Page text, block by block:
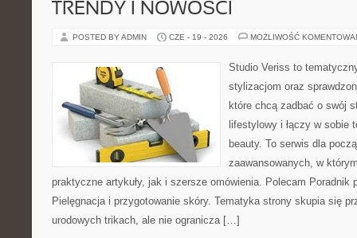
TRENDY I NOWOŚCI
POSTED BY ADMIN CZE - 19 - 2026 MOŻLIWOŚĆ
Studio Veriss to
stylizacjom oraz
które chcą zadbać o swój
lifestylowy i łączy w sobie
beauty. To serwis dla
zaawansowanych, w
praktyczne artykuły, jak i szersze omówienia. Polecam
Pielęgnacja i przygotowanie skóry. Tematyka strony skupia się
urodowych trikach, ale nie ogranicza […]